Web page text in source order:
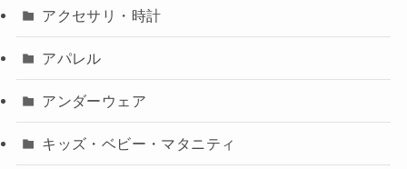
アクセサリ・時計
アパレル
アンダーウェア
キッズ・ベビー・マタニティ